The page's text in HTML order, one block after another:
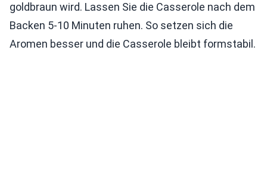
goldbraun wird. Lassen Sie die Casserole nach dem
Backen 5-10 Minuten ruhen. So setzen sich die
Aromen besser und die Casserole bleibt formstabil.